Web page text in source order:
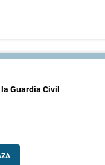
Guardia Civil